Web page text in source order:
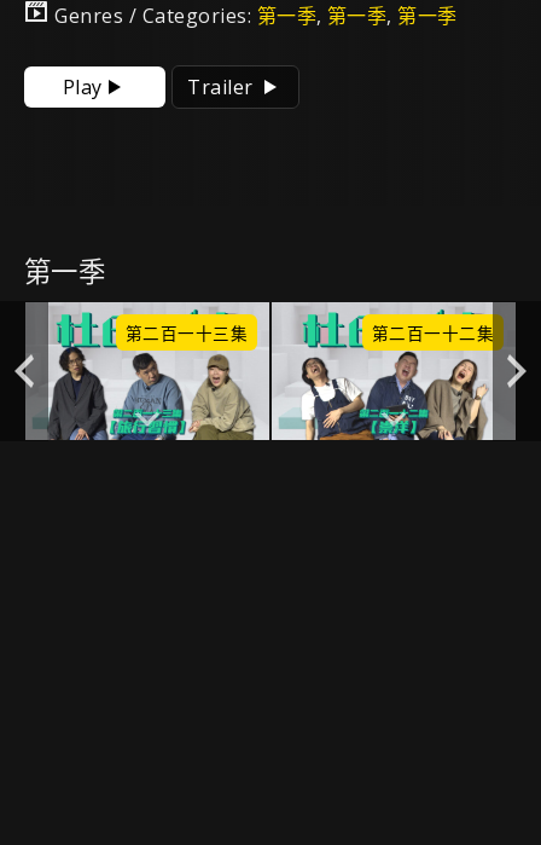
Genres / Categories: 第一季, 第一季, 第一季
Play Trailer
第一季
第二百一十三集 第二百一十二集